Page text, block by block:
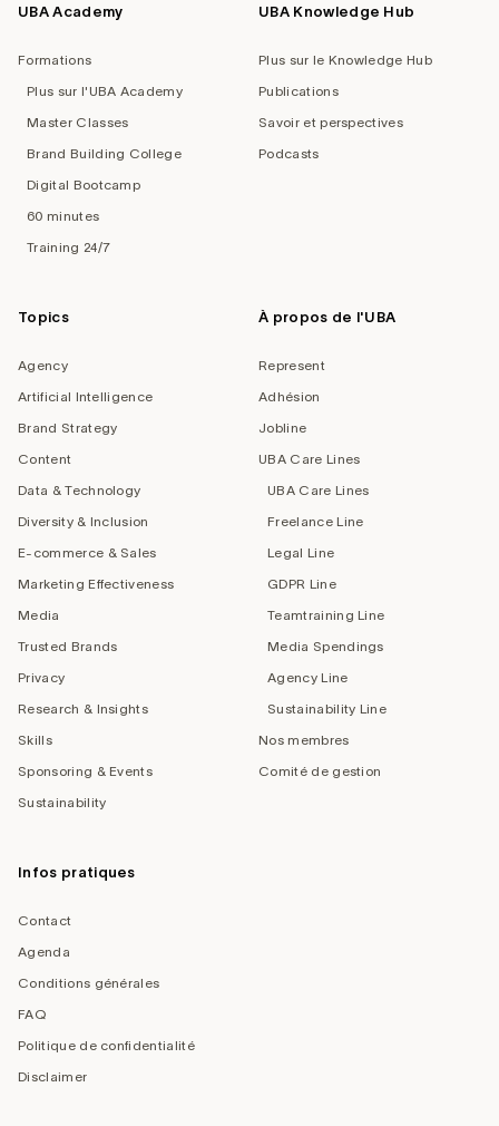
UBA Academy
Formations
Plus sur l'UBA Academy
Master Classes
Brand Building College
Digital Bootcamp
60 minutes
Training 24/7
UBA Knowledge Hub
Plus sur le Knowledge Hub
Publications
Savoir et perspectives
Podcasts
Topics
Agency
Artificial Intelligence
Brand Strategy
Content
Data & Technology
Diversity & Inclusion
E-commerce & Sales
Marketing Effectiveness
Media
Trusted Brands
Privacy
Research & Insights
Skills
Sponsoring & Events
Sustainability
À propos de l'UBA
Represent
Adhésion
Jobline
UBA Care Lines
UBA Care Lines
Freelance Line
Legal Line
GDPR Line
Teamtraining Line
Media Spendings
Agency Line
Sustainability Line
Nos membres
Comité de gestion
Infos pratiques
Contact
Agenda
Conditions générales
FAQ
Politique de confidentialité
Disclaimer